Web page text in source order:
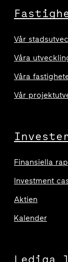
Vår
Våra
Våra
Vår
Finansiella
Investment
Aktien
Kalender
Lediga